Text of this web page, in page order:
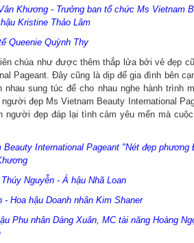
Khương - Trưởng ban tổ chức Ms Vietnam
Kristine Thảo Lâm
Queenie Quỳnh Thy
chúa như được thêm thắp lửa bởi vẻ đẹp
Pageant. Đây cũng là dịp để gia đình bên
sung túc để cho nhau nghe hành trình
đẹp Ms Vietnam Beauty International
đẹp đáp lại tình cảm yêu mến mà
International Pageant "Nét đẹp phương
Nguyễn - Á hậu Nhã Loan
- Hoa hậu Doanh nhân Kim Shaner
Phu nhân Dáng Xuân, MC tài năng Hoàng